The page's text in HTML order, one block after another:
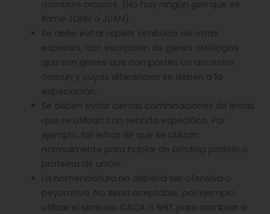
nombres propios. (No hay ningún gen que se
llame JOHN o JUAN).
Se debe evitar repetir símbolos de otras
especies, con excepción de genes ortólogos
que son genes que comparten un ancestro
común y cuyas diferencias se deben a la
especiación.
Se deben evitar ciertas combinaciones de letras
que se utilizan con sentido específico. Por
ejemplo, las letras BP que se utilizan
normalmente para hablar de binding protein o
proteína de unión.
La nomenclatura no debería ser ofensiva o
peyorativa. No sería aceptable, por ejemplo,
utilizar el símbolo CACA o SHIT para nombrar a